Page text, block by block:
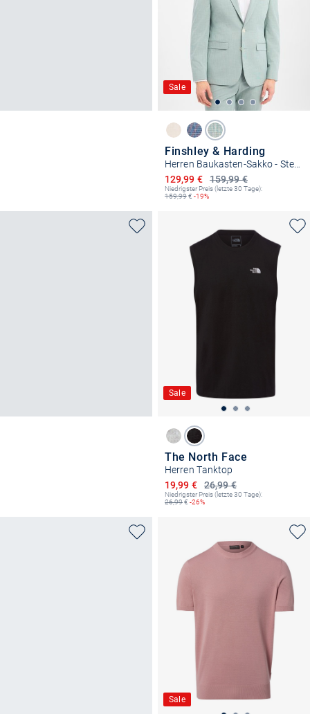
Sale
Finshley & Harding
Herren Baukasten-Sakko - Steven
159,99 €
Ermäßigter Preis
129,99 €
Niedrigster Preis (letzte 30 Tage):
159,99€ -19%
Sale
The North Face
Herren Tanktop
26,99 €
Ermäßigter Preis
19,99 €
Niedrigster Preis (letzte 30 Tage):
26,99€ -26%
Sale